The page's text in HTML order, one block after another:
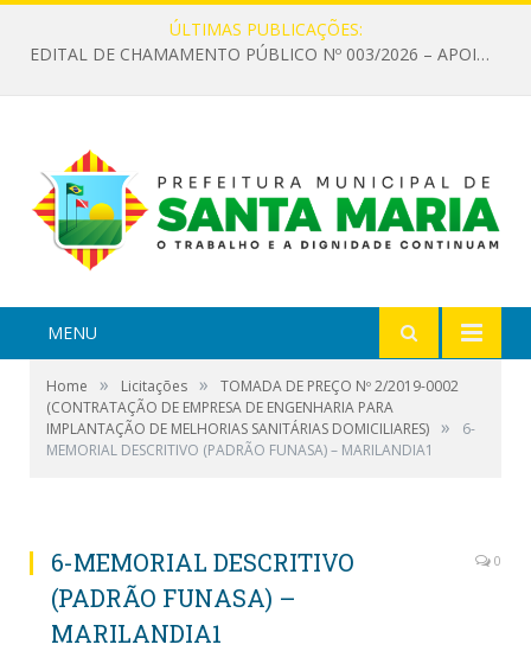
ÚLTIMAS PUBLICAÇÕES:
EDITAL DE CHAMAMENTO PÚBLICO Nº 003/2026 – APOIO À INFRAESTRUTURA CULTURAL
MENU
Home » Licitações »
TOMADA DE PREÇO Nº 2/2019-0002
(CONTRATAÇÃO DE EMPRESA DE ENGENHARIA PARA
IMPLANTAÇÃO DE MELHORIAS SANITÁRIAS DOMICILIARES) »
6-
MEMORIAL DESCRITIVO (PADRÃO FUNASA) – MARILANDIA1
6-MEMORIAL DESCRITIVO
(PADRÃO FUNASA) –
MARILANDIA1
0